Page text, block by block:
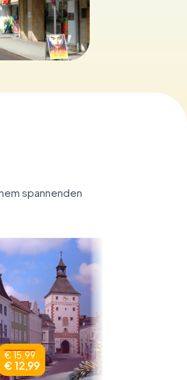
spannenden
€ 15,99
€ 12,99